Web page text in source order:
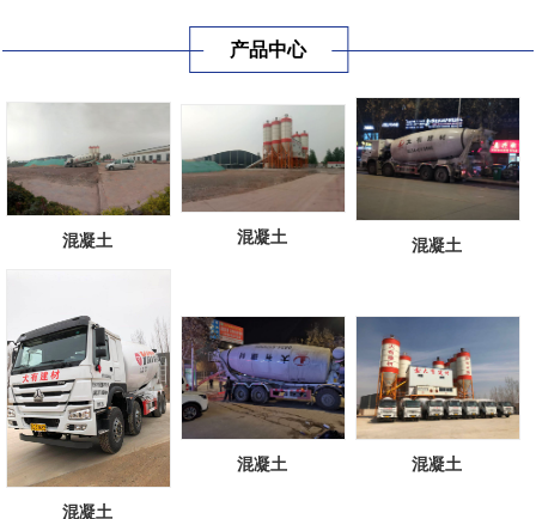
较专业的试验检测仪器和专业试验室，负责公司新技术新材料
产品中心
混凝土 混凝土 混凝土
混凝土
混凝土 混凝土